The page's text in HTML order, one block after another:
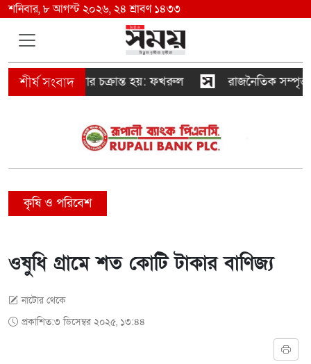
শনিবার, ৮ আগস্ট ২০২৬, ২৪ শ্রাবণ ১৪৩৩
দেওয়ার চক্রান্ত হয়: ফখরুল রাজনৈতিক সম্পৃক্ততা যেন
কৃষি ও পরিবেশ
ওষুধি গ্রামে শত কোটি টাকার বাণিজ্য
নাটোর থেকে
প্রকাশিত:৩ ডিসেম্বর ২০২৫, ১৩:৪৪